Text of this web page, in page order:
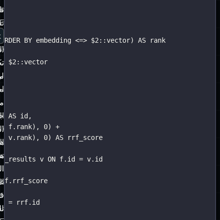
ORDER BY embedding <=> $2 ::vector) AS rank
$2 ::vector
) AS id,
+
f. rank), 0) +
+
v. rank), 0) AS rrf_score
v ON f. id = v. id
. rrf_score
= rrf. id